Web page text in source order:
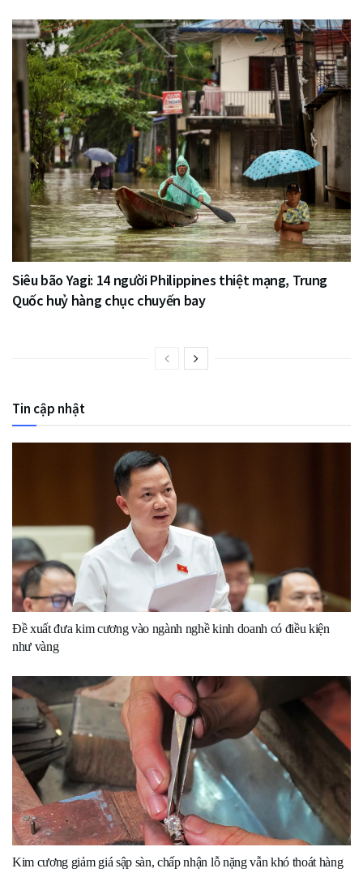
Siêu bão Yagi: 14 người Philippines thiệt mạng, Trung
Quốc huỷ hàng chục chuyến bay
Tin cập nhật
Đề xuất đưa kim cương vào ngành nghề kinh doanh có điều kiện
như vàng
Kim cương giảm giá sập sàn, chấp nhận lỗ nặng vẫn khó thoát hàng